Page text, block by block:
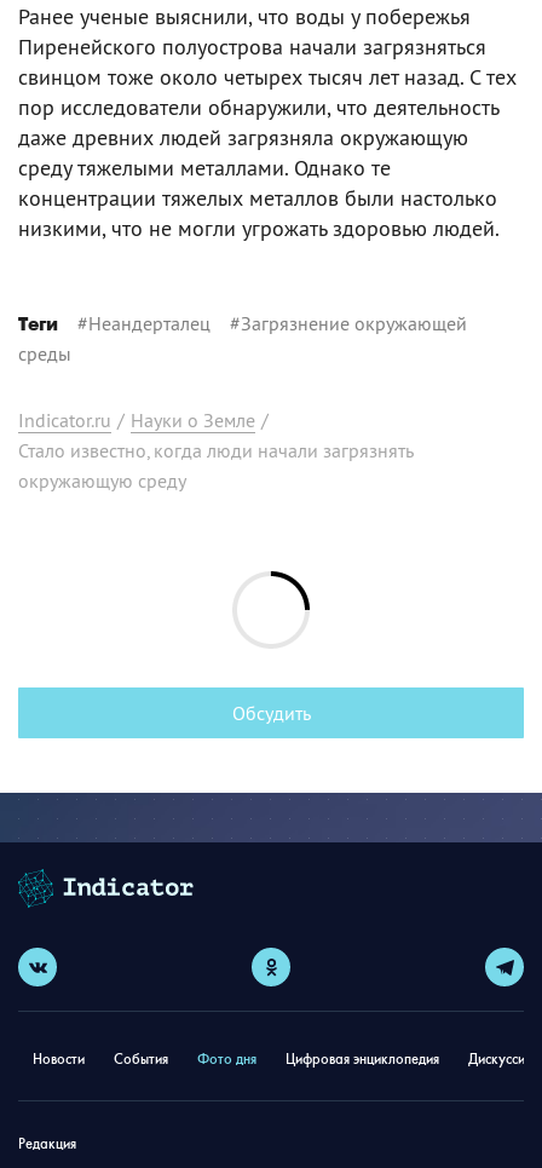
Ранее ученые выяснили, что воды у побережья
Пиренейского полуострова начали загрязняться
свинцом тоже около четырех тысяч лет назад. С тех
пор исследователи обнаружили, что деятельность
даже древних людей загрязняла окружающую
среду тяжелыми металлами. Однако те
концентрации тяжелых металлов были настолько
низкими, что не могли угрожать здоровью людей.
Теги #Неандерталец #Загрязнение окружающей
среды
Indicator.ru / Науки о Земле /
Стало известно, когда люди начали загрязнять
окружающую среду
Обсудить
Новости События Фото дня Цифровая энциклопедия
Редакция